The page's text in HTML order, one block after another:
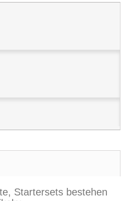
Startersets bestehen